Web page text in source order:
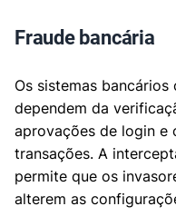
Fraude bancária
Os sistemas
dependem da
aprovações de login e
transações. A
permite que os
alterem as